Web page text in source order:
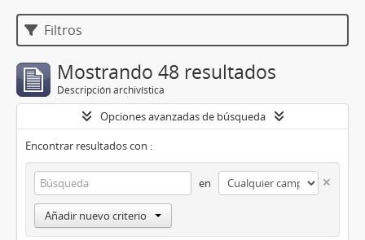
Filtros
Mostrando 48 resultados
Descripción archivística
Opciones avanzadas de búsqueda
Encontrar resultados con :
en
Añadir nuevo criterio